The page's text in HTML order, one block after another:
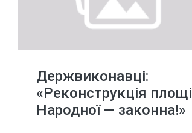
Держвиконавці:
«Реконструкція площі
Народної — законна!»